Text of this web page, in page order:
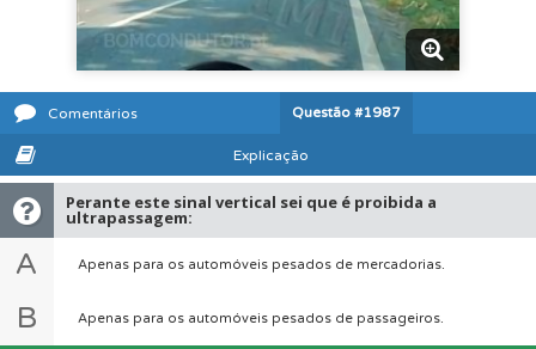
Comentários Questão #1987
Explicação
Perante este sinal vertical sei que é proibida a
ultrapassagem:
A Apenas para os automóveis pesados de mercadorias.
B Apenas para os automóveis pesados de passageiros.